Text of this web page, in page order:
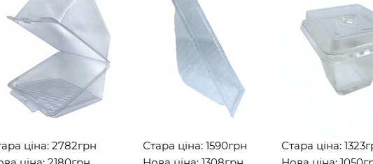
2782грн
Стара ціна: 1590грн
Стара ціна: 1323грн